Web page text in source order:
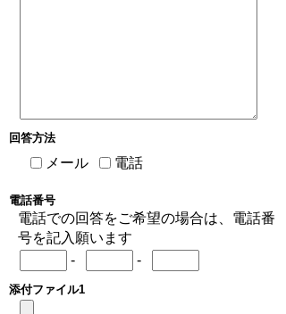
回答方法
メール 電話
電話番号
電話での回答をご希望の場合は、電話番
号を記入願います
-
-
添付ファイル1